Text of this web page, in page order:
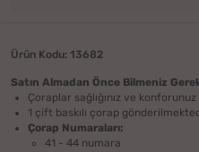
Ürün Kodu: 13682
Satın Almadan Önce Bilmeniz
Çoraplar sağlığınız ve
1 çift baskılı çorap
Çorap Numaraları:
41 - 44 numara